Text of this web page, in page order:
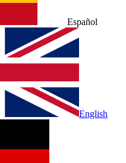
Español
English